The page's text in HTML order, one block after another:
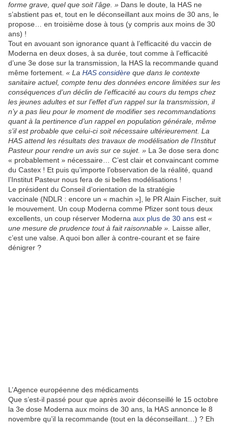
forme grave, quel que soit l’âge. » Dans le doute, la HAS ne
s’abstient pas et, tout en le déconseillant aux moins de 30 ans, le
propose… en troisième dose à tous (y compris aux moins de 30
ans) !
Tout en avouant son ignorance quant à l’efficacité du vaccin de
Moderna en deux doses, à sa durée, tout comme à l’efficacité
d’une 3e dose sur la transmission, la HAS la recommande quand
même fortement. « La HAS considère que dans le contexte
sanitaire actuel, compte tenu des données encore limitées sur les
conséquences d’un déclin de l’efficacité au cours du temps chez
les jeunes adultes et sur l’effet d’un rappel sur la transmission, il
n’y a pas lieu pour le moment de modifier ses recommandations
quant à la pertinence d’un rappel en population générale, même
s’il est probable que celui-ci soit nécessaire ultérieurement. La
HAS attend les résultats des travaux de modélisation de l’Institut
Pasteur pour rendre un avis sur ce sujet. » La 3e dose sera donc
« probablement » nécessaire… C’est clair et convaincant comme
du Castex ! Et puis qu’importe l’observation de la réalité, quand
l’Institut Pasteur nous fera de si belles modélisations !
Le président du Conseil d’orientation de la stratégie
vaccinale (NDLR : encore un « machin »], le PR Alain Fischer, suit
le mouvement. Un coup Moderna comme Pfizer sont tous deux
excellents, un coup réserver Moderna aux plus de 30 ans est «
une mesure de prudence tout à fait raisonnable ». Laisse aller,
c’est une valse. A quoi bon aller à contre-courant et se faire
dénigrer ?
L’Agence européenne des médicaments
Que s’est-il passé pour que après avoir déconseillé le 15 octobre
la 3e dose Moderna aux moins de 30 ans, la HAS annonce le 8
novembre qu’il la recommande (tout en la déconseillant…) ? Eh